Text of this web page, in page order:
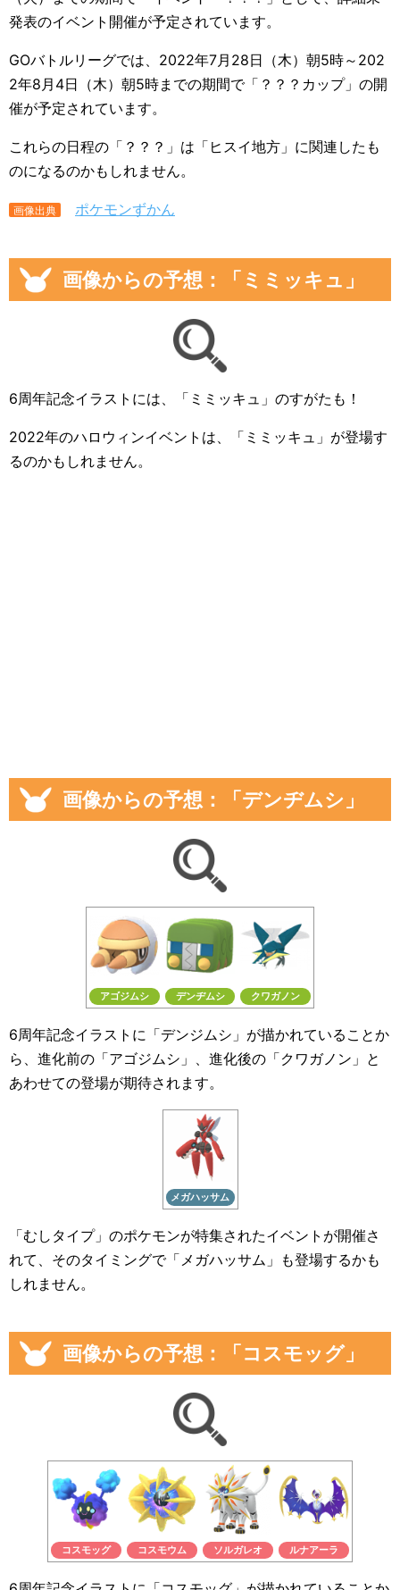
発表のイベント開催が予定されています。
GOバトルリーグでは、2022年7月28日（木）朝5時～202
2年8月4日（木）朝5時までの期間で「？？？カップ」の開
催が予定されています。
これらの日程の「？？？」は「ヒスイ地方」に関連したも
のになるのかもしれません。
画像出典 ポケモンずかん
画像からの予想：「ミミッキュ」
6周年記念イラストには、「ミミッキュ」のすがたも！
2022年のハロウィンイベントは、「ミミッキュ」が登場す
るのかもしれません。
画像からの予想：「デンヂムシ」
アゴジムシ デンヂムシ クワガノン
6周年記念イラストに「デンジムシ」が描かれていることか
ら、進化前の「アゴジムシ」、進化後の「クワガノン」と
あわせての登場が期待されます。
メガハッサム
「むしタイプ」のポケモンが特集されたイベントが開催さ
れて、そのタイミングで「メガハッサム」も登場するかも
しれません。
画像からの予想：「コスモッグ」
コスモッグ コスモウム ソルガレオ ルナアーラ